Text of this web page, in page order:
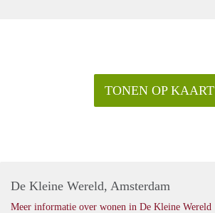
TONEN OP KAART
De Kleine Wereld, Amsterdam
Meer informatie over wonen in De Kleine Wereld